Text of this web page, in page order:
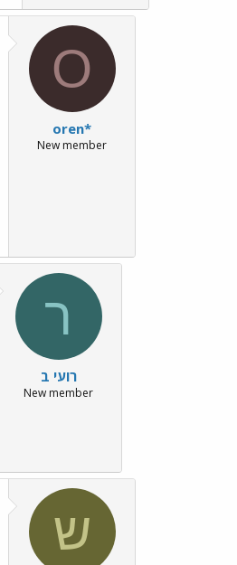
O
oren*
New member
ר
רועי ב
New member
ש